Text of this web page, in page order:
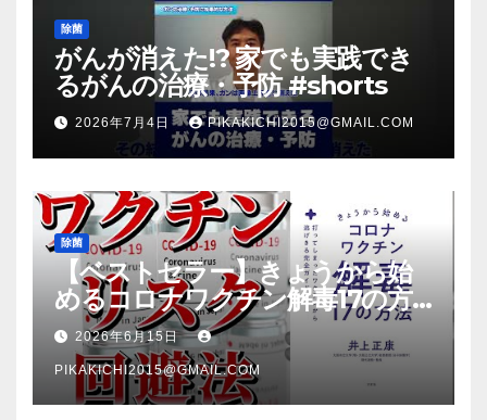
除菌
がんが消えた!? 家でも実践でき
るがんの治療・予防 #shorts
2026年7月4日 PIKAKICHI2015@GMAIL.COM
除菌
【ベストセラー】きょうから始
めるコロナワクチン解毒17の方
法【本要約】
2026年6月15日
PIKAKICHI2015@GMAIL.COM